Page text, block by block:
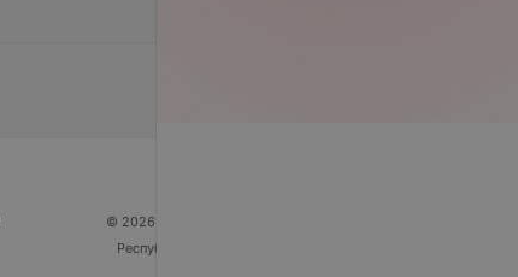
© 2026 ООО «Артокс Лаб», УНП 191700409
Республика Беларусь, г. Минск, улица Толбухина, 2,